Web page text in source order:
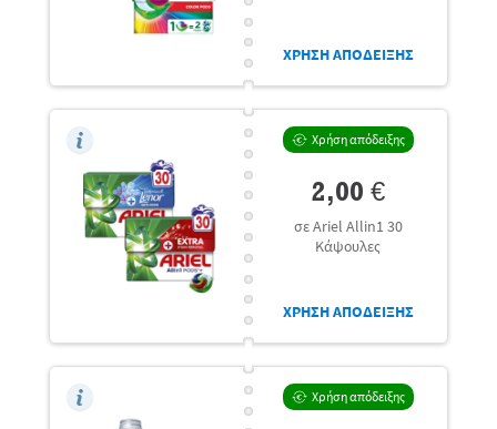
ΧΡΗΣΗ ΑΠΟΔΕΙΞΗΣ
Χρήση απόδειξης
2,00 €
σε Ariel Allin1 30
Κάψουλες
ΧΡΗΣΗ ΑΠΟΔΕΙΞΗΣ
Χρήση απόδειξης